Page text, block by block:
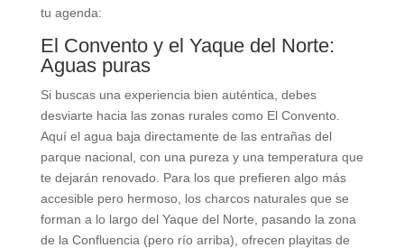
tu agenda:
El Convento y el Yaque del Norte:
Aguas puras
Si buscas una experiencia bien auténtica, debes
desviarte hacia las zonas rurales como El Convento.
Aquí el agua baja directamente de las entrañas del
parque nacional, con una pureza y una temperatura que
te dejarán renovado. Para los que prefieren algo más
accesible pero hermoso, los charcos naturales que se
forman a lo largo del Yaque del Norte, pasando la zona
de la Confluencia (pero río arriba), ofrecen playitas de